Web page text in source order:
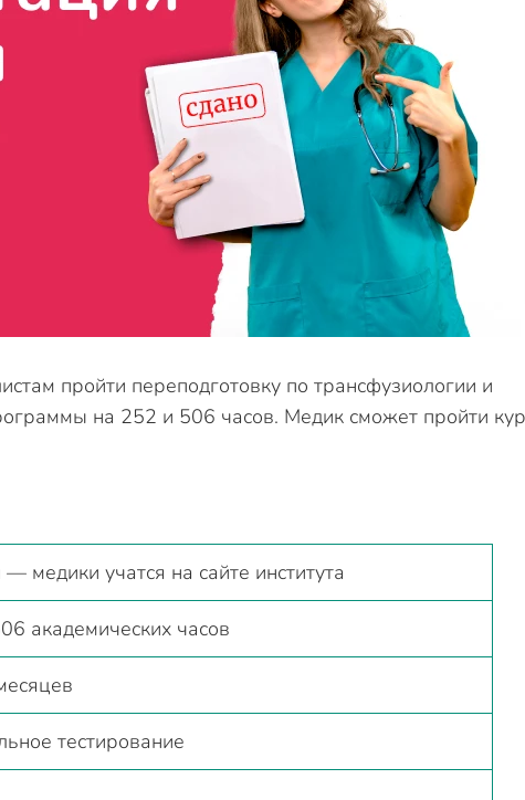
пройти переподготовку по трансфузиологии и
на 252 и 506 часов. Медик сможет пройти
медики учатся на сайте института
академических часов
тестирование